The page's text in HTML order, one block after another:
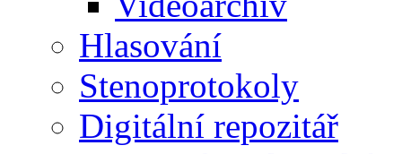
Hlasování
Stenoprotokoly
Digitální repozitář